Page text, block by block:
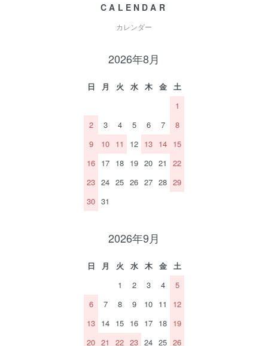
CALENDAR
カレンダー
2026年8月
日 月 火 水 木 金
土
1
2
3 4 5 6 7
8
9
10 11 12 13 14 15
16 17 18 19 20 21
22
23 24 25 26 27 28 29
30 31
2026年9月
日 月 火 水 木 金
土
1
2 3 4
5
6
7 8 9 10 11
12
13 14 15 16 17 18 19
20 21 22 23 24 25 26